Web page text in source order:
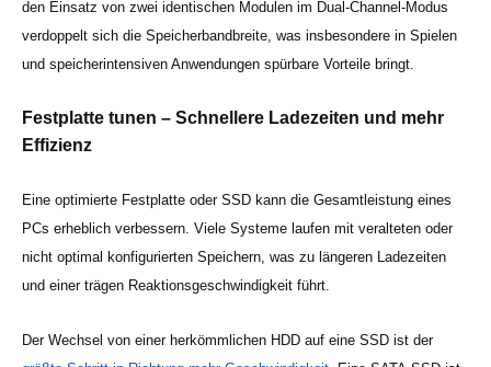
den Einsatz von zwei identischen Modulen im Dual-Channel-Modus
verdoppelt sich die Speicherbandbreite, was insbesondere in Spielen
und speicherintensiven Anwendungen spürbare Vorteile bringt.
Festplatte tunen – Schnellere Ladezeiten und mehr
Effizienz
Eine optimierte Festplatte oder SSD kann die Gesamtleistung eines
PCs erheblich verbessern. Viele Systeme laufen mit veralteten oder
nicht optimal konfigurierten Speichern, was zu längeren Ladezeiten
und einer trägen Reaktionsgeschwindigkeit führt.
Der Wechsel von einer herkömmlichen HDD auf eine SSD ist der